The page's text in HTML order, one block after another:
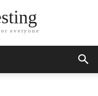
everyone